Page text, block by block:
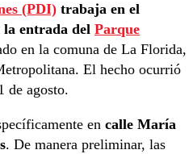
(PDI) trabaja en el
la entrada del Parque
en la comuna de La Florida,
El hecho ocurrió
de agosto.
en calle María
. De manera preliminar, las